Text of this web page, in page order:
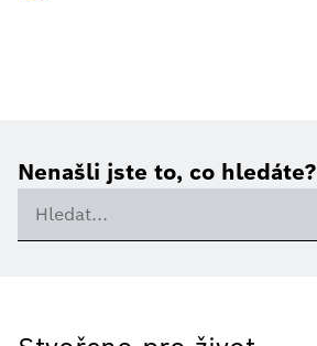
Nenašli jste to, co hledáte?